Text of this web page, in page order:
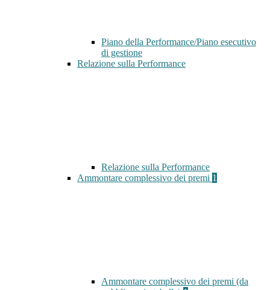
Piano della Performance/Piano esecutivo
di gestione
Relazione sulla Performance
Relazione sulla Performance
Ammontare complessivo dei premi 1
Ammontare complessivo dei premi (da